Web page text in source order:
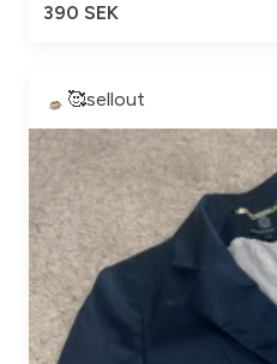
390 SEK
🥰sellout